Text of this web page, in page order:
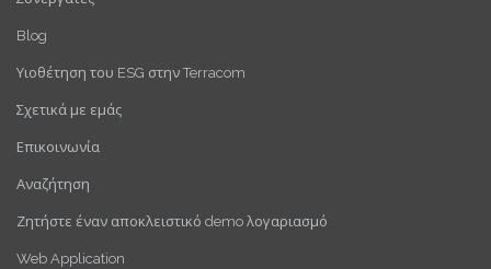
Blog
Υιοθέτηση του ESG στην Terracom
Σχετικά με εμάς
Επικοινωνία
Αναζήτηση
Ζητήστε έναν αποκλειστικό demo λογαριασμό
Web Application